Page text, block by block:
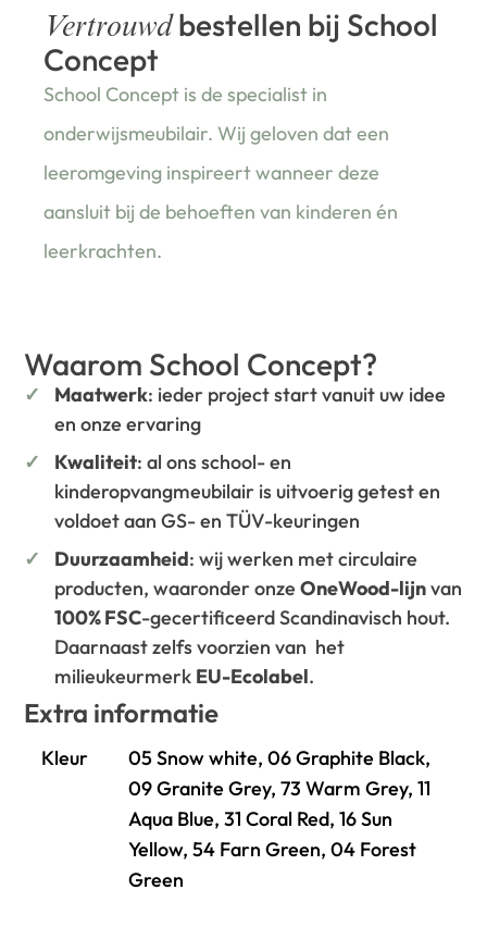
Vertrouwdbestellen bij School
Concept
School Concept is de specialist in
onderwijsmeubilair. Wij geloven dat een
leeromgeving inspireert wanneer deze
aansluit bij de behoeften van kinderen én
leerkrachten.
Waarom School Concept?
Maatwerk: ieder project start vanuit uw idee
en onze ervaring
Kwaliteit: al ons school- en
kinderopvangmeubilair is uitvoerig getest en
voldoet aan GS- en TÜV-keuringen
Duurzaamheid: wij werken met circulaire
producten, waaronder onzeOneWood-lijnvan
100% FSC-gecertificeerd Scandinavisch hout.
Daarnaast zelfs voorzien van het
milieukeurmerk EU-Ecolabel.
Extra informatie
Kleur
05 Snow white, 06 Graphite Black,
09 Granite Grey, 73 Warm Grey, 11
Aqua Blue, 31 Coral Red, 16 Sun
Yellow, 54 Farn Green, 04 Forest
Green